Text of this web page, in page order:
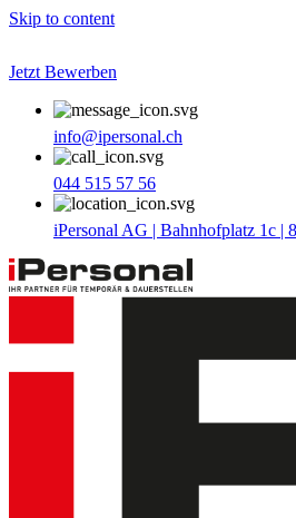
Skip to content
Jetzt Bewerben
info@ipersonal.ch
044 515 57 56
iPersonal AG | Bahnhofplatz 1c |